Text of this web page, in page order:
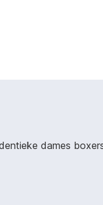
dames